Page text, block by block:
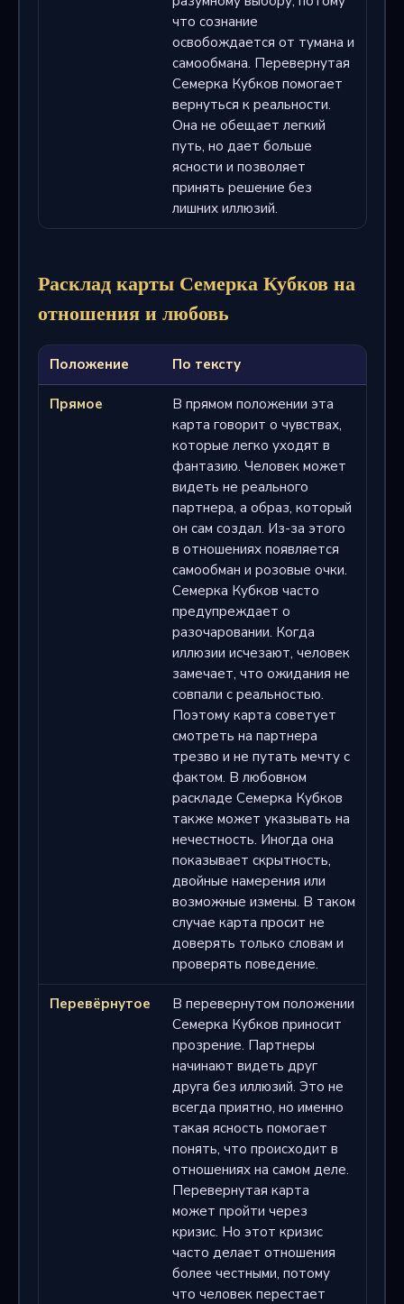
что сознание
освобождается от тумана и
самообмана. Перевернутая
Семерка Кубков помогает
вернуться к реальности.
Она не обещает легкий
путь, но дает больше
ясности и позволяет
принять решение без
лишних иллюзий.
Расклад карты Семерка Кубков на
отношения и любовь
Положение По тексту
Прямое
В прямом положении эта
карта говорит о чувствах,
которые легко уходят в
фантазию. Человек может
видеть не реального
партнера, а образ, который
он сам создал. Из-за этого
в отношениях появляется
самообман и розовые очки.
Семерка Кубков часто
предупреждает о
разочаровании. Когда
иллюзии исчезают, человек
замечает, что ожидания не
совпали с реальностью.
Поэтому карта советует
смотреть на партнера
трезво и не путать мечту с
фактом. В любовном
раскладе Семерка Кубков
также может указывать на
нечестность. Иногда она
показывает скрытность,
двойные намерения или
возможные измены. В таком
случае карта просит не
доверять только словам и
проверять поведение.
Перевёрнутое
В перевернутом положении
Семерка Кубков приносит
прозрение. Партнеры
начинают видеть друг
друга без иллюзий. Это не
всегда приятно, но именно
такая ясность помогает
понять, что происходит в
отношениях на самом деле.
Перевернутая карта
может пройти через
кризис. Но этот кризис
часто делает отношения
более честными, потому
что человек перестает